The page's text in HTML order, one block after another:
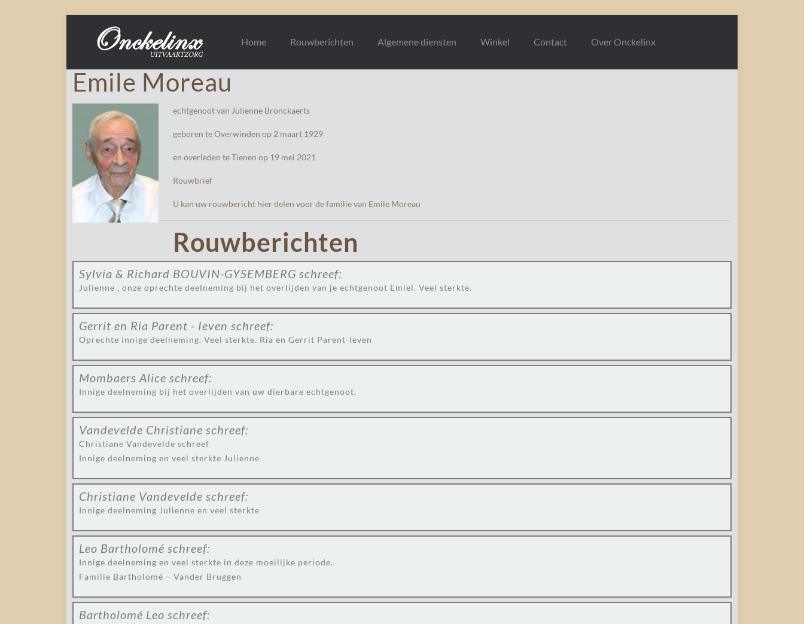
Home Rouwberichten Algemene diensten Winkel Contact Over Onckelinx
Emile Moreau
echtgenoot van Julienne Bronckaerts
geboren te Overwinden op 2 maart 1929
en overleden te Tienen op 19 mei 2021
Rouwbrief
U kan uw rouwbericht hier delen voor de familie van Emile Moreau
Rouwberichten
Sylvia & Richard BOUVIN-GYSEMBERG schreef:
Julienne , onze oprechte deelneming bij het overlijden van je echtgenoot Emiel. Veel sterkte.
Gerrit en Ria Parent - Ieven schreef:
Oprechte innige deelneming. Veel sterkte. Ria en Gerrit Parent-Ieven
Mombaers Alice schreef:
Innige deelneming bij het overlijden van uw dierbare echtgenoot.
Vandevelde Christiane schreef:
Christiane Vandevelde schreef
Innige deelneming en veel sterkte Julienne
Christiane Vandevelde schreef:
Innige deelneming Julienne en veel sterkte
Leo Bartholomé schreef:
Innige deelneming en veel sterkte in deze moeilijke periode.
Familie Bartholomé – Vander Bruggen
Bartholomé Leo schreef: